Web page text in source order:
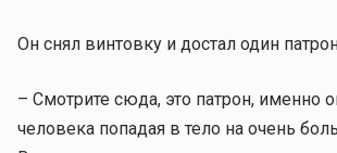
Он снял винтовку и достал один
– Смотрите сюда, это патрон, именно
человека попадая в тело на очень